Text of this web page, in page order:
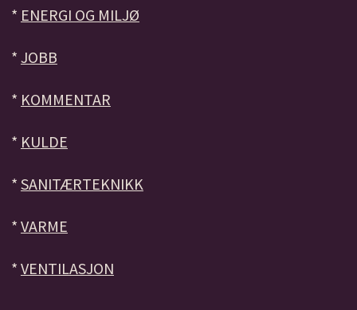
* ENERGI OG MILJØ
* JOBB
* KOMMENTAR
* KULDE
* SANITÆRTEKNIKK
* VARME
* VENTILASJON